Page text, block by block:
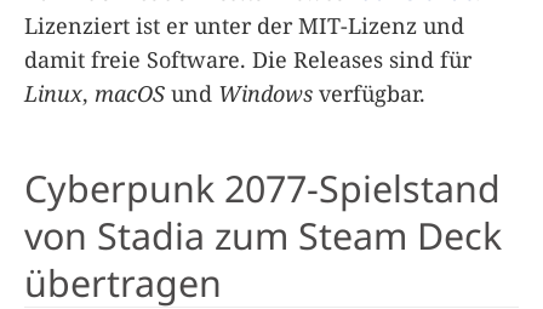
Lizenziert ist er unter der MIT-Lizenz und
damit freie Software. Die Releases sind für
Linux, macOS und Windows verfügbar.
Cyberpunk 2077-Spielstand
von Stadia zum Steam Deck
übertragen